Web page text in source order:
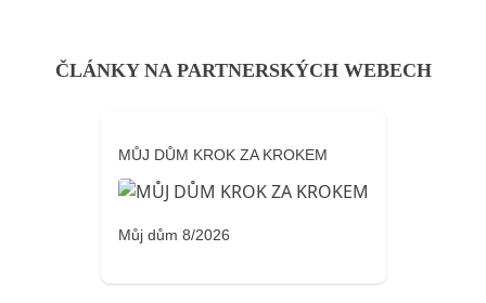
ČLÁNKY NA PARTNERSKÝCH WEBECH
MŮJ DŮM KROK ZA KROKEM
Můj dům 8/2026